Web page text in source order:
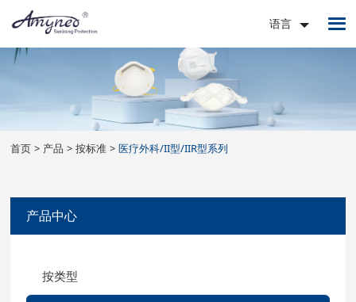
语言
首页 产品 按标准 医疗外科/II型/IIR型系列
产品中心
按类型